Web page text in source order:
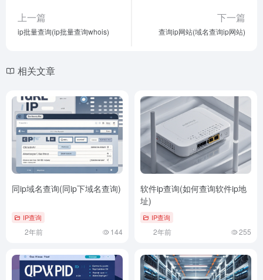
上一篇
ip批量查询(ip批量查询whois)
下一篇
查询ip网站(域名查询ip网站)
相关文章
同ip域名查询(同ip下域名查询)
IP查询
2年前 144
软件ip查询(如何查询软件ip地
址)
IP查询
2年前 255